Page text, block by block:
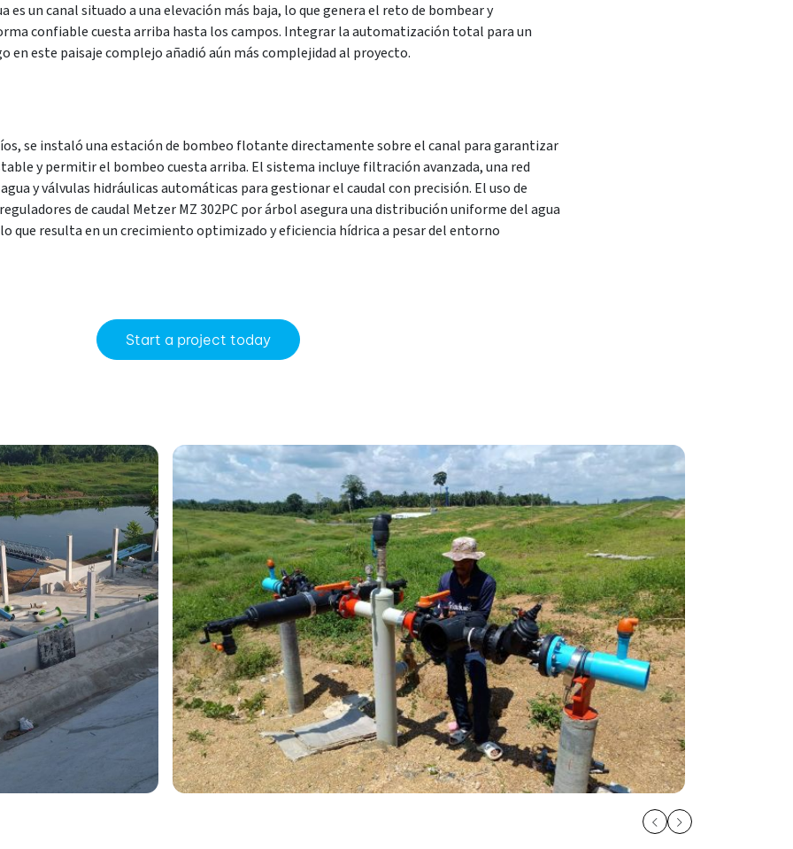
es un canal situado a una elevación más baja, lo que genera el reto de bombear y
confiable cuesta arriba hasta los campos. Integrar la automatización total para un
en este paisaje complejo añadió aún más complejidad al proyecto.
se instaló una estación de bombeo flotante directamente sobre el canal para garantizar
y permitir el bombeo cuesta arriba. El sistema incluye filtración avanzada, una red
y válvulas hidráulicas automáticas para gestionar el caudal con precisión. El uso de
de caudal Metzer MZ 302PC por árbol asegura una distribución uniforme del agua
que resulta en un crecimiento optimizado y eficiencia hídrica a pesar del entorno
Start a project today